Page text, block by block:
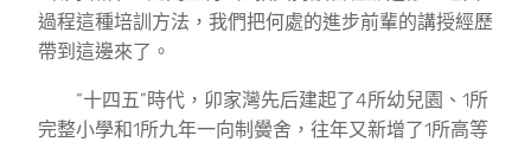
過程這種培訓方法，我們把何處的進步前輩的講授經歷
帶到這邊來了。
“十四五”時代，卯家灣先后建起了4所幼兒園、1所
完整小學和1所九年一向制黌舍，往年又新增了1所高等